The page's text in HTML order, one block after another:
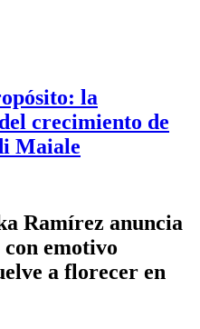
la
crecimiento de
Maiale
Ramírez anuncia
con emotivo
a florecer en